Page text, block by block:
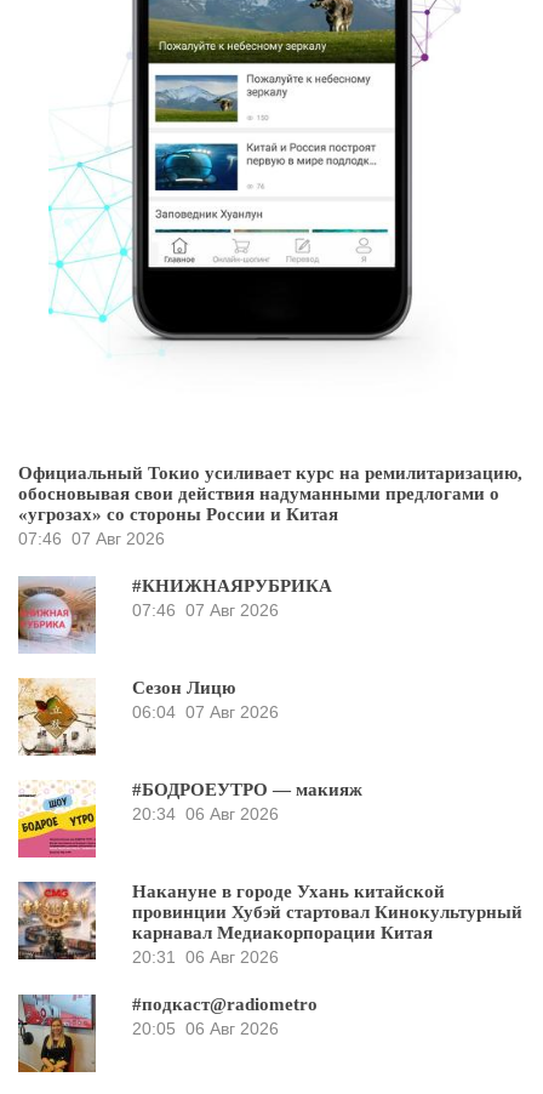
Официальный Токио усиливает курс на ремилитаризацию,
обосновывая свои действия надуманными предлогами о
«угрозах» со стороны России и Китая
07:46 07 Авг 2026
#КНИЖНАЯРУБРИКА
07:46 07 Авг 2026
Сезон Лицю
06:04 07 Авг 2026
#БОДРОЕУТРО — макияж
20:34 06 Авг 2026
Накануне в городе Ухань китайской
провинции Хубэй стартовал Кинокультурный
карнавал Медиакорпорации Китая
20:31
06 Авг 2026
#подкаст@radiometro
20:05 06 Авг 2026